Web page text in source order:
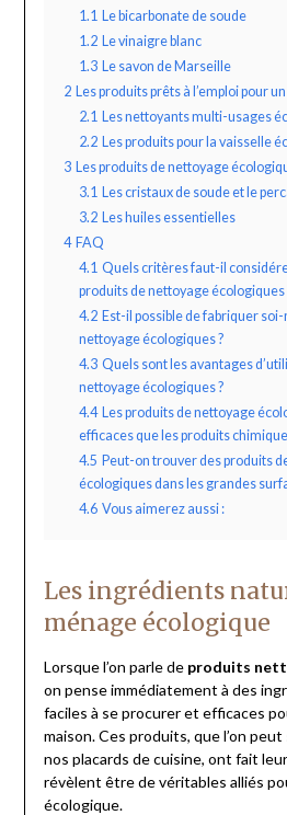
1.1 Le bicarbonate de soude
1.2 Le vinaigre blanc
1.3 Le savon de Marseille
2 Les produits prêts à l’emploi pour
2.1 Les nettoyants multi-usages
2.2 Les produits pour la vaisselle
3 Les produits de nettoyage
3.1 Les cristaux de soude et le
3.2 Les huiles essentielles
4 FAQ
4.1 Quels critères faut-il
produits de nettoyage écologiques
4.2 Est-il possible de fabriquer
nettoyage écologiques ?
4.3 Quels sont les avantages
nettoyage écologiques ?
4.4 Les produits de nettoyage
efficaces que les produits
4.5 Peut-on trouver des produits
écologiques dans les grandes
4.6 Vous aimerez aussi :
Les ingrédients
ménage écologique
Lorsque l’on parle de produits
on pense immédiatement à des
faciles à se procurer et efficaces
maison. Ces produits, que l’on
nos placards de cuisine, ont fait
révèlent être de véritables alliés
écologique.